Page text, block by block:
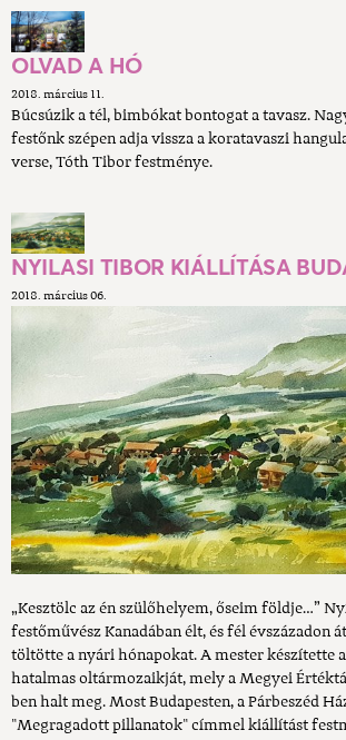
OLVAD A HÓ
2018. március 11.
Búcsúzik a tél, bimbókat bontogat a tavasz.
festőnk szépen adja vissza a koratavaszi
verse, Tóth Tibor festménye.
NYILASI TIBOR KIÁLLÍTÁSA
2018. március 06.
„Kesztölc az én szülőhelyem, őseim földje…”
festőművész Kanadában élt, és fél évszázadon
töltötte a nyári hónapokat. A mester készítette
hatalmas oltármozaikját, mely a Megyei
ben halt meg. Most Budapesten, a Párbeszéd
"Megragadott pillanatok" címmel kiállítást